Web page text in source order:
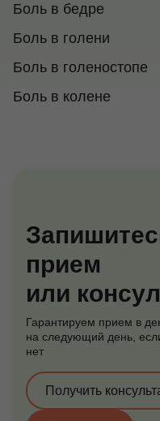
Оплата онлайн
info@zdorovie-klinika.ru
Max
Записаться сейчас
Акции и скидки
Боль в бедре
Боль в голени
Боль в голеностопе
Боль в колене
прием
или
Гарантируем прием в
на следующий день,
нет
Получить